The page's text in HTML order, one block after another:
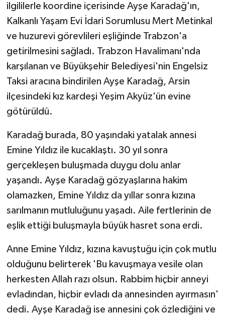
ilgililerle koordine içerisinde Ayşe Karadağ'ın,
Kalkanlı Yaşam Evi İdari Sorumlusu Mert Metinkal
ve huzurevi görevlileri eşliğinde Trabzon'a
getirilmesini sağladı. Trabzon Havalimanı'nda
karşılanan ve Büyükşehir Belediyesi'nin Engelsiz
Taksi aracına bindirilen Ayşe Karadağ, Arsin
ilçesindeki kız kardeşi Yeşim Akyüz'ün evine
götürüldü.
Karadağ burada, 80 yaşındaki yatalak annesi
Emine Yıldız ile kucaklaştı. 30 yıl sonra
gerçekleşen buluşmada duygu dolu anlar
yaşandı. Ayşe Karadağ gözyaşlarına hakim
olamazken, Emine Yıldız da yıllar sonra kızına
sarılmanın mutluluğunu yaşadı. Aile fertlerinin de
eşlik ettiği buluşmayla büyük hasret sona erdi.
Anne Emine Yıldız, kızına kavuştuğu için çok mutlu
olduğunu belirterek 'Bu kavuşmaya vesile olan
herkesten Allah razı olsun. Rabbim hiçbir anneyi
evladından, hiçbir evladı da annesinden ayırmasın'
dedi. Ayşe Karadağ ise annesini çok özlediğini ve